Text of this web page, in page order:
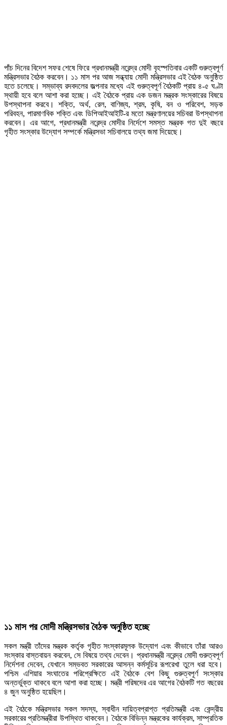
পাঁচ দিনের বিদেশ সফর শেষে ফিরে প্রধানমন্ত্রী নরেন্দ্র মোদী বৃহস্পতিবার একটি গুরুত্বপূর্ণ
মন্ত্রিসভার বৈঠক করবেন। ১১ মাস পর আজ সন্ধ্যায় মোদী মন্ত্রিসভার এই বৈঠক অনুষ্ঠিত
হতে চলেছে। সম্ভাব্য রদবদলের জল্পনার মধ্যে এই গুরুত্বপূর্ণ বৈঠকটি প্রায় ৪-৫ ঘণ্টা
স্থায়ী হবে বলে আশা করা হচ্ছে। এই বৈঠকে প্রায় এক ডজন মন্ত্রক সংস্কারের বিষয়ে
উপস্থাপনা করবে। শক্তি, অর্থ, রেল, বাণিজ্য, শ্রম, কৃষি, বন ও পরিবেশ, সড়ক
পরিবহন, পারমাণবিক শক্তি এবং ডিপিআইআইটি-র মতো মন্ত্রণালয়ের সচিবরা উপস্থাপনা
করবেন। এর আগে, প্রধানমন্ত্রী নরেন্দ্র মোদীর নির্দেশে সমস্ত মন্ত্রক গত দুই বছরে
গৃহীত সংস্কার উদ্যোগ সম্পর্কে মন্ত্রিসভা সচিবালয়ে তথ্য জমা দিয়েছে।
১১ মাস পর মোদী মন্ত্রিসভার বৈঠক অনুষ্ঠিত হচ্ছে
সকল মন্ত্রী তাঁদের মন্ত্রক কর্তৃক গৃহীত সংস্কারমূলক উদ্যোগ এবং কীভাবে তাঁরা আরও
সংস্কার বাস্তবায়ন করবেন, সে বিষয়ে তথ্য দেবেন। প্রধানমন্ত্রী নরেন্দ্র মোদী গুরুত্বপূর্ণ
নির্দেশনা দেবেন, যেখানে সম্ভবত সরকারের আসন্ন কর্মসূচির রূপরেখা তুলে ধরা হবে।
পশ্চিম এশিয়ার সংঘাতের পরিপ্রেক্ষিতে এই বৈঠকে বেশ কিছু গুরুত্বপূর্ণ সংস্কার
অন্তর্ভুক্ত থাকবে বলে আশা করা হচ্ছে। মন্ত্রী পরিষদের এর আগের বৈঠকটি গত বছরের
৪ জুন অনুষ্ঠিত হয়েছিল।
এই বৈঠকে মন্ত্রিসভার সকল সদস্য, স্বাধীন দায়িত্বপ্রাপ্ত প্রতিমন্ত্রী এবং কেন্দ্রীয়
সরকারের প্রতিমন্ত্রীরা উপস্থিত থাকবেন। বৈঠকে বিভিন্ন মন্ত্রকের কার্যক্রম, সাম্প্রতিক